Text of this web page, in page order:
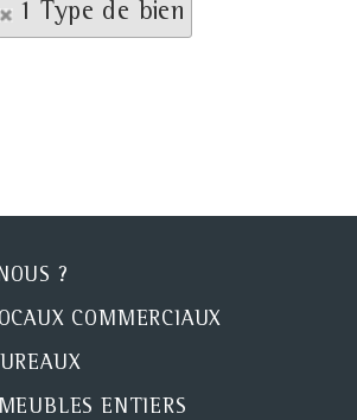
1 Type de bien
?
COMMERCIAUX
ENTIERS